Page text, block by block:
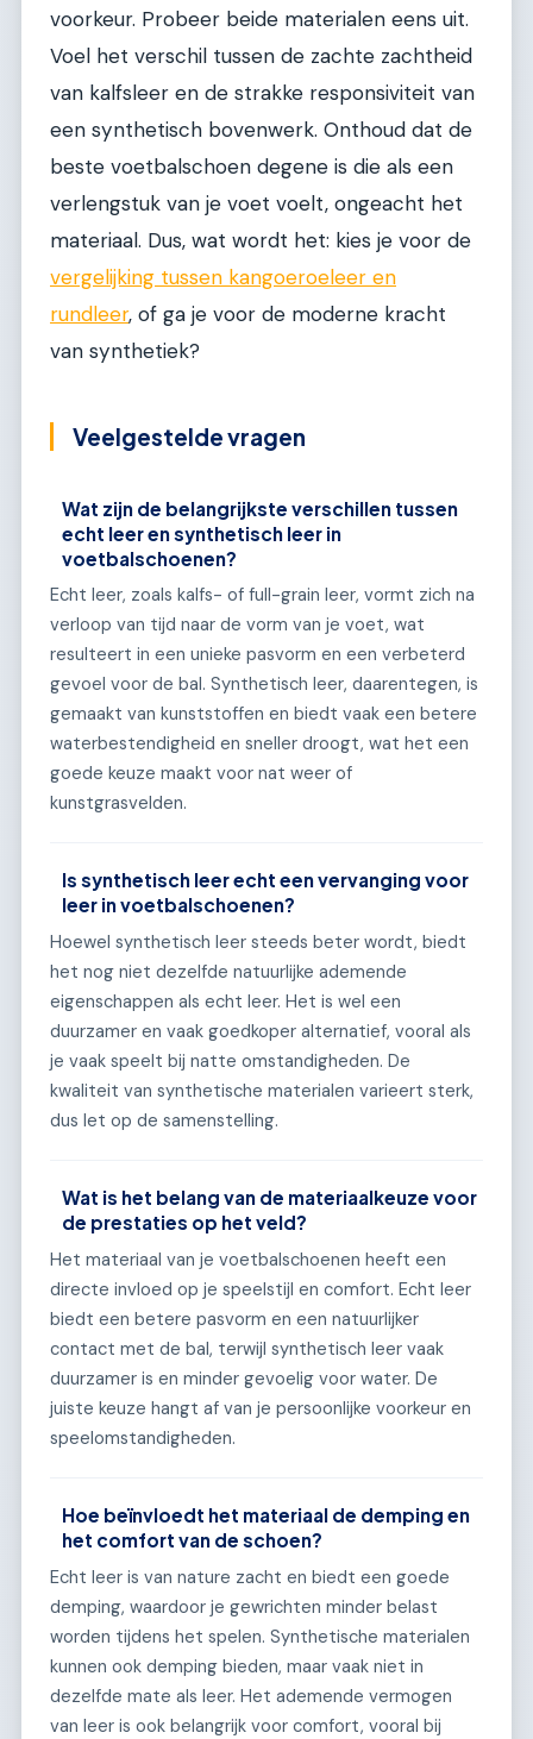
voorkeur. Probeer beide materialen eens uit.
Voel het verschil tussen de zachte zachtheid
van kalfsleer en de strakke responsiviteit van
een synthetisch bovenwerk. Onthoud dat de
beste voetbalschoen degene is die als een
verlengstuk van je voet voelt, ongeacht het
materiaal. Dus, wat wordt het: kies je voor de
vergelijking tussen kangoeroeleer en
rundleer, of ga je voor de moderne kracht
van synthetiek?
Veelgestelde vragen
Wat zijn de belangrijkste verschillen tussen
echt leer en synthetisch leer in
voetbalschoenen?
Echt leer, zoals kalfs- of full-grain leer, vormt zich na
verloop van tijd naar de vorm van je voet, wat
resulteert in een unieke pasvorm en een verbeterd
gevoel voor de bal. Synthetisch leer, daarentegen, is
gemaakt van kunststoffen en biedt vaak een betere
waterbestendigheid en sneller droogt, wat het een
goede keuze maakt voor nat weer of
kunstgrasvelden.
Is synthetisch leer echt een vervanging voor
leer in voetbalschoenen?
Hoewel synthetisch leer steeds beter wordt, biedt
het nog niet dezelfde natuurlijke ademende
eigenschappen als echt leer. Het is wel een
duurzamer en vaak goedkoper alternatief, vooral als
je vaak speelt bij natte omstandigheden. De
kwaliteit van synthetische materialen varieert sterk,
dus let op de samenstelling.
Wat is het belang van de materiaalkeuze voor
de prestaties op het veld?
Het materiaal van je voetbalschoenen heeft een
directe invloed op je speelstijl en comfort. Echt leer
biedt een betere pasvorm en een natuurlijker
contact met de bal, terwijl synthetisch leer vaak
duurzamer is en minder gevoelig voor water. De
juiste keuze hangt af van je persoonlijke voorkeur en
speelomstandigheden.
Hoe beïnvloedt het materiaal de demping en
het comfort van de schoen?
Echt leer is van nature zacht en biedt een goede
demping, waardoor je gewrichten minder belast
worden tijdens het spelen. Synthetische materialen
kunnen ook demping bieden, maar vaak niet in
dezelfde mate als leer. Het ademende vermogen
van leer is ook belangrijk voor comfort, vooral bij